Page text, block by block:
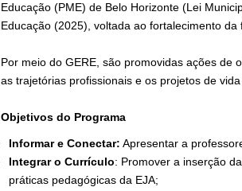
Educação (PME) de Belo Horizonte (Lei
Educação (2025), voltada ao fortalecimento
Por meio do GERE, são promovidas ações de
as trajetórias profissionais e os projetos de
Objetivos do Programa
Informar e Conectar: Apresentar a
Integrar o Currículo: Promover a inserção
práticas pedagógicas da EJA;